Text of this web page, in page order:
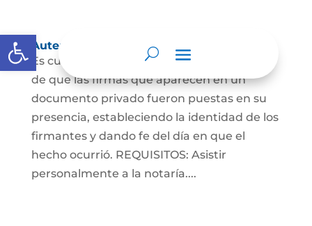
Abrir barra de herramientas
Autenticaciones
Es cuando el notario da testimonio escrito
de que las firmas que aparecen en un
documento privado fueron puestas en su
presencia, estableciendo la identidad de los
firmantes y dando fe del día en que el
hecho ocurrió. REQUISITOS: Asistir
personalmente a la notaría....